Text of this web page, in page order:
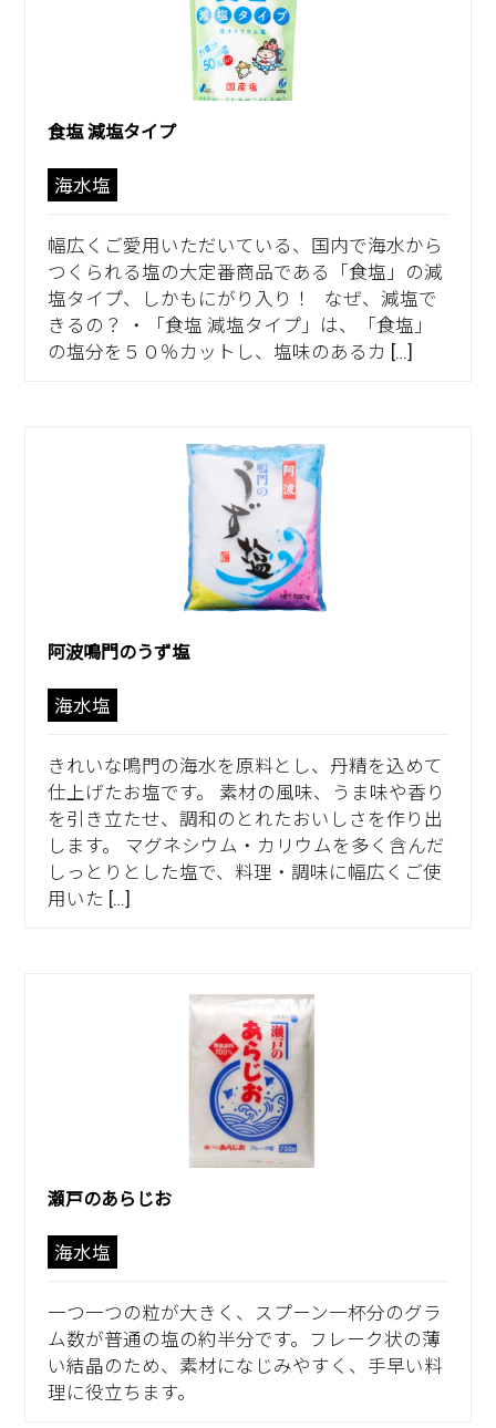
食塩 減塩タイプ
海水塩
幅広くご愛用いただいている、国内で海水から
つくられる塩の大定番商品である「食塩」の減
塩タイプ、しかもにがり入り！ なぜ、減塩で
きるの？ ・「食塩 減塩タイプ」は、「食塩」
の塩分を５０％カットし、塩味のあるカ […]
阿波鳴門のうず塩
海水塩
きれいな鳴門の海水を原料とし、丹精を込めて
仕上げたお塩です。 素材の風味、うま味や香り
を引き立たせ、調和のとれたおいしさを作り出
します。 マグネシウム・カリウムを多く含んだ
しっとりとした塩で、料理・調味に幅広くご使
用いた […]
瀬戸のあらじお
海水塩
一つ一つの粒が大きく、スプーン一杯分のグラ
ム数が普通の塩の約半分です。フレーク状の薄
い結晶のため、素材になじみやすく、手早い料
理に役立ちます。